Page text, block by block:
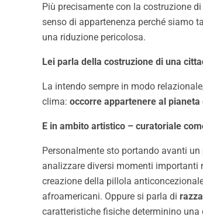
Più precisamente con la costruzione
senso di appartenenza perché siamo
una riduzione pericolosa.
Lei parla della costruzione di una
La intendo sempre in modo
clima: occorre appartenere al pianeta
E in ambito artistico – curatoriale
Personalmente sto portando avanti
analizzare diversi momenti importanti
creazione della pillola
afroamericani. Oppure si parla di razza
caratteristiche fisiche determinino